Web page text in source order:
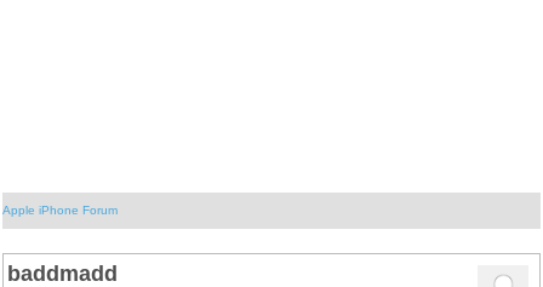
Apple iPhone Forum
baddmadd